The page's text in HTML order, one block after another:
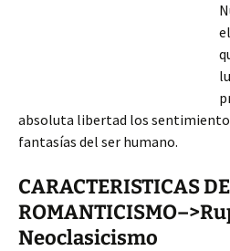
absoluta libertad los
fantasías del ser humano.
CARACTERISTICAS
Neoclasicismo